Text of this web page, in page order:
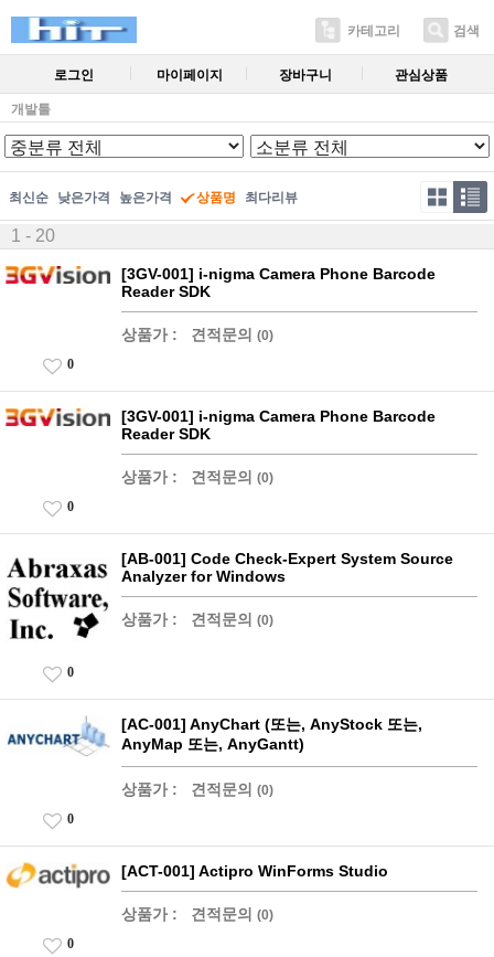
카테고리 검색
로그인 마이페이지 장바구니 관심상품
개발툴
최신순 낮은가격 높은가격 상품명 최다리뷰
1 - 20
[3GV-001] i-nigma Camera Phone Barcode
Reader SDK
상품가 : 견적문의 (0)
0
[3GV-001] i-nigma Camera Phone Barcode
Reader SDK
상품가 : 견적문의 (0)
0
[AB-001] Code Check-Expert System Source
Analyzer for Windows
상품가 : 견적문의 (0)
0
[AC-001] AnyChart (또는, AnyStock 또는,
AnyMap 또는, AnyGantt)
상품가 : 견적문의 (0)
0
[ACT-001] Actipro WinForms Studio
상품가 : 견적문의 (0)
0